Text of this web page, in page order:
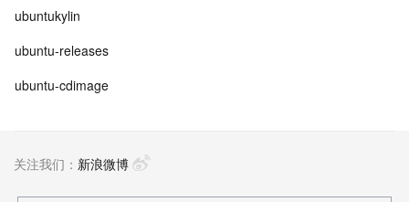
ubuntukylin
ubuntu-releases
ubuntu-cdimage
关注我们： 新浪微博